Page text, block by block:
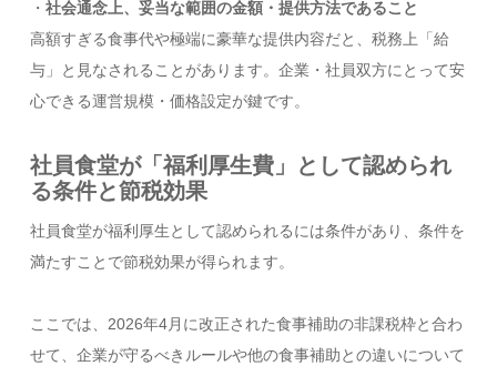
・社会通念上、妥当な範囲の金額・提供方法であること
高額すぎる食事代や極端に豪華な提供内容だと、税務上「給
与」と見なされることがあります。企業・社員双方にとって安
心できる運営規模・価格設定が鍵です。
社員食堂が「福利厚生費」として認められ
る条件と節税効果
社員食堂が福利厚生として認められるには条件があり、条件を
満たすことで節税効果が得られます。
ここでは、2026年4月に改正された食事補助の非課税枠と合わ
せて、企業が守るべきルールや他の食事補助との違いについて